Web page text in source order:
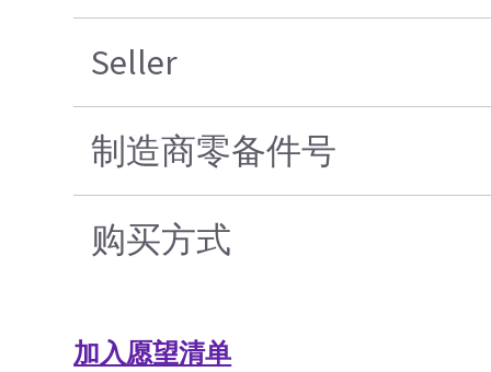
Seller
制造商零备件号
购买方式
加入愿望清单